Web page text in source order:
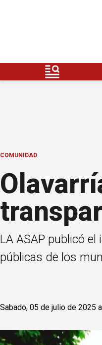
COMUNIDAD
LA ASAP publicó
públicas de los
Sabado, 05 de julio de 2025